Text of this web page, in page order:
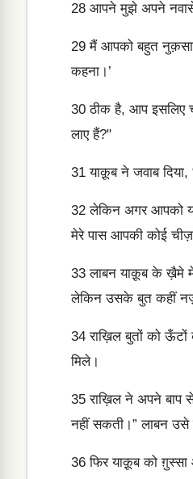
28 आपने मुझे अपने नवासे-
29 मैं आपको बहुत
कहना।’
30 ठीक है, आप इसलिए
लाए हैं?"
31 याक़ूब ने जवाब
32 लेकिन अगर आपको
मेरे पास आपकी कोई
33 लाबन याक़ूब के ख़ैमे
लेकिन उसके बुत कहीं
34 राख़िल बुतों को
मिले।
35 राख़िल ने अपने बाप
नहीं सकती।” लाबन
36 फिर याक़ूब को